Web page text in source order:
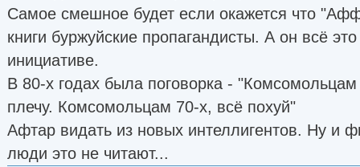
Самое смешное будет если окажется что
книги буржуйские пропагандисты. А он всё
инициативе.
В 80-х годах была поговорка -
плечу. Комсомольцам 70-х, всё похуй"
Афтар видать из новых интеллигентов. Ну и
люди это не читают...